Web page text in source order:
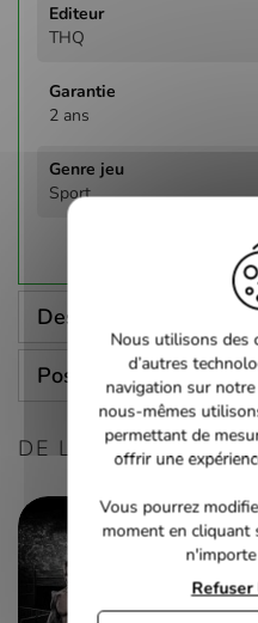
THQ
2 ans
Sport
Description
Poser une question
DE LA MÊME
Nous utilisons des
d’autres
navigation sur
nous-mêmes
permettant de
offrir une
Vous pourrez
moment en cliquant